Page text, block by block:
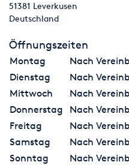
51381 Leverkusen
Deutschland
Öffnungszeiten
Montag
Nach
Dienstag
Nach
Mittwoch
Nach
Donnerstag
Nach
Freitag
Nach
Samstag
Nach
Sonntag
Nach